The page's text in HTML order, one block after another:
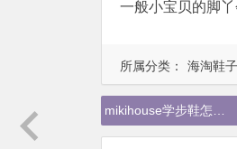
所属分类： 海淘鞋
一般小宝贝的脚